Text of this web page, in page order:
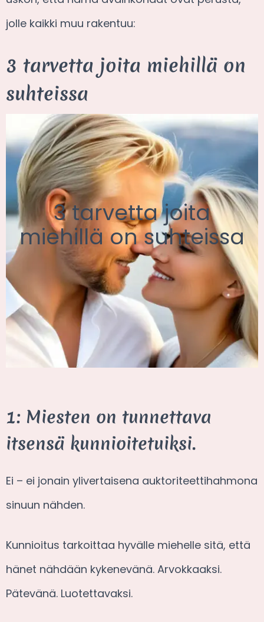
jolle kaikki muu rakentuu:
3 tarvetta joita miehillä on
suhteissa
3 tarvetta joita
miehillä on suhteissa
1: Miesten on tunnettava
itsensä kunnioitetuiksi.
Ei – ei jonain ylivertaisena auktoriteettihahmona
sinuun nähden.
Kunnioitus tarkoittaa hyvälle miehelle sitä, että
hänet nähdään kykenevänä. Arvokkaaksi.
Pätevänä. Luotettavaksi.